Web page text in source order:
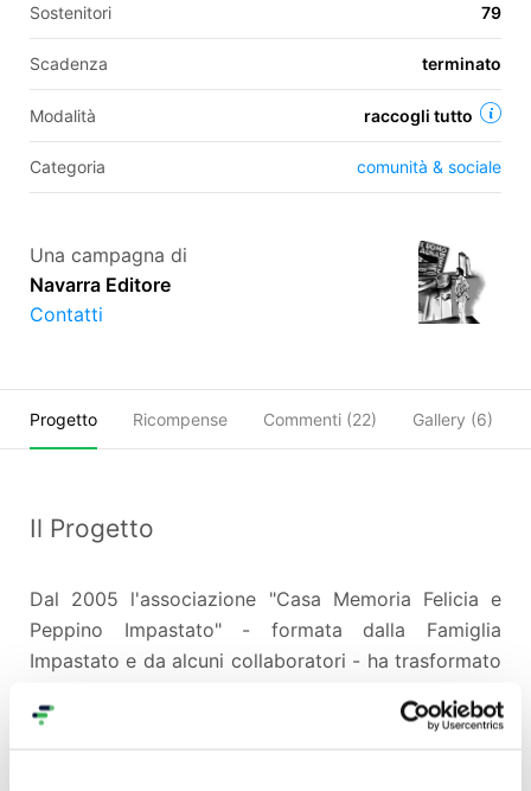
Sostenitori 79
Scadenza terminato
Modalità raccogli tutto
Categoria comunità & sociale
Una campagna di
Navarra Editore
Contatti
Progetto Ricompense Commenti (22) Gallery (6)
Il Progetto
Dal 2005 l'associazione "Casa Memoria Felicia e
Peppino Impastato" - formata dalla Famiglia
Impastato e da alcuni collaboratori - ha trasformato
della mamma Felicia
Casa MemoriaFelicia